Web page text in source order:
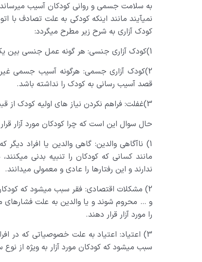
به سلامت جسمی و روانی کودکان آسیب
نمی­آیند مانند اینکه کودکی به علت تصادف
کودک آزاری به شرح زیر مطرح می­گردد:
1)کودک آزاری جنسی: هر گونه عمل جنسی بین یک بزرگسال و یک کودک با نیت لذت جنسی.
2)کودک آزاری جسمی: هرگونه آسیب جسمی
قصد آسیب رسانی به کودک را نداشته باشد.
3)غفلت: فراهم نکردن نیاز های اولیه کودک از قبیل نیازهای جسمانی، تحصیلی و عاطفی.
حال سوال این است که چرا کودکان مورد آزار
1) ناآگاهی والدین: گاهی والدین یا افراد دیگر
مانند کسانی که کودکان را تنبیه بدنی
ندارند و این رفتارها را عادی و معمولی می­دانند.
2) مشکلات اقتصادی: فقر سبب می­شود که
و … محروم شوند و یا والدین به علت فشارهای
را مورد آزار قرار دهند.
3) اعتیاد: اعتیاد به علت خصوصیاتی که در
سبب می­شود که کودکان مورد آزار به ویژه از نوع